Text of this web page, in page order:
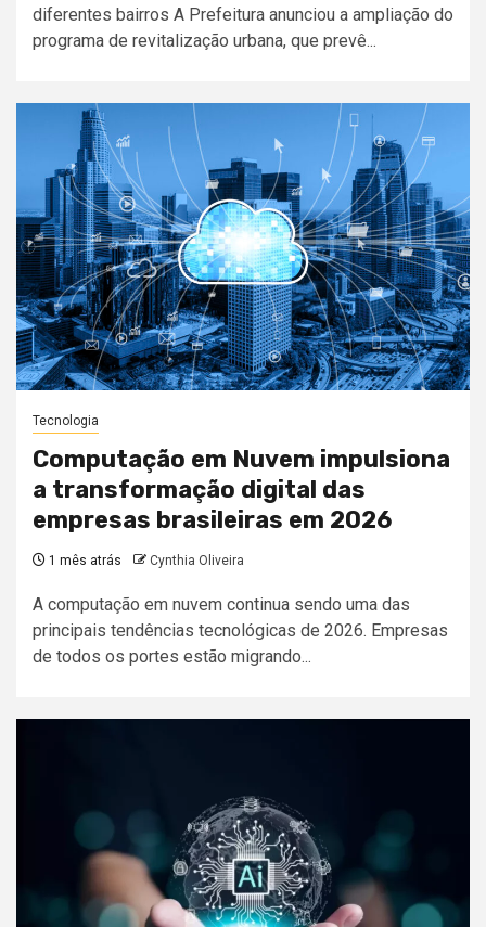
diferentes bairros A Prefeitura anunciou a ampliação do
programa de revitalização urbana, que prevê...
Tecnologia
Computação em Nuvem impulsiona
a transformação digital das
empresas brasileiras em 2026
1 mês atrás Cynthia Oliveira
A computação em nuvem continua sendo uma das
principais tendências tecnológicas de 2026. Empresas
de todos os portes estão migrando...